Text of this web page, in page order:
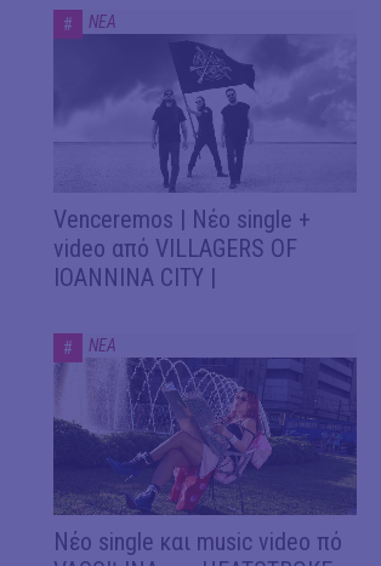
# ΝΕΑ
Venceremos | Νέο single +
video από VILLAGERS OF
IOANNINA CITY |
# ΝΕΑ
Νέο single και music video πό